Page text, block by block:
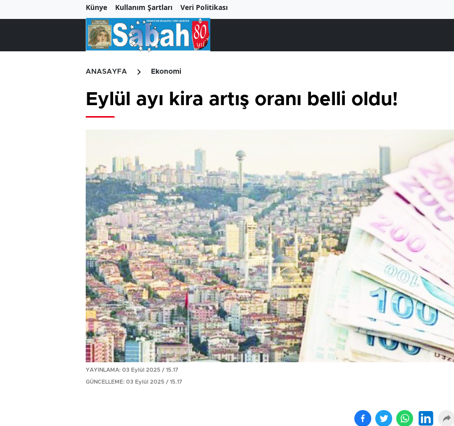
Künye Kullanım Şartları Veri Politikası
ANASAYFA Ekonomi
Eylül ayı kira artış oranı belli oldu!
YAYINLAMA: 03 Eylül 2025 / 15.17
GÜNCELLEME: 03 Eylül 2025 / 15.17
Birçok uyku hastalığının
tan...
En ucuz sigara 120 TL, en
pa...